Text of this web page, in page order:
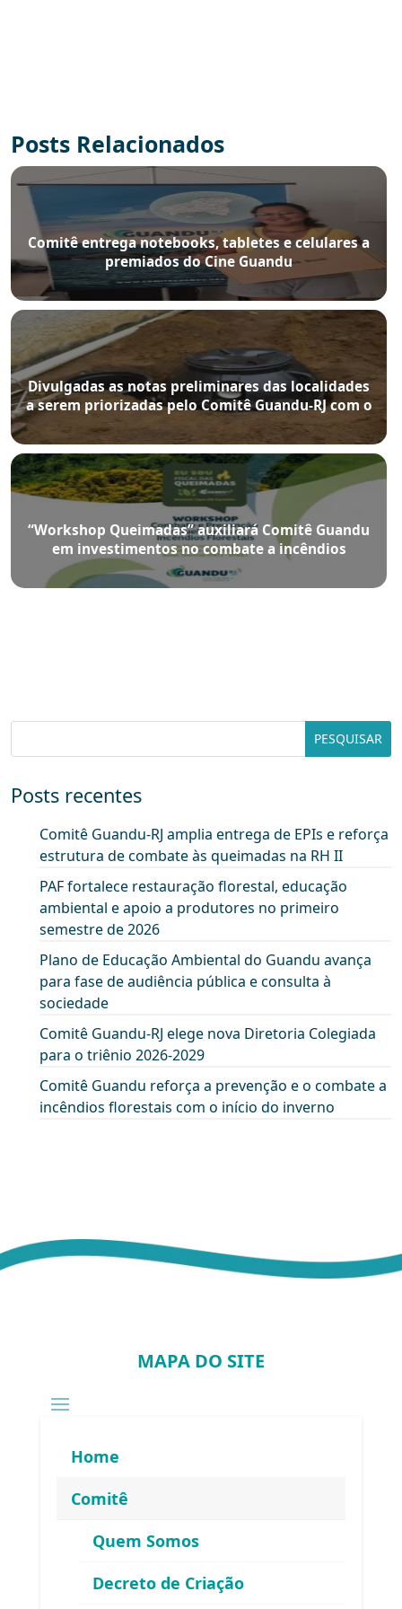
Posts Relacionados
Comitê entrega notebooks, tabletes e celulares a
premiados do Cine Guandu
Divulgadas as notas preliminares das localidades
a serem priorizadas pelo Comitê Guandu-RJ com o
“Workshop Queimadas” auxiliará Comitê Guandu
em investimentos no combate a incêndios
florestais
Posts recentes
Comitê Guandu-RJ amplia entrega de EPIs e reforça
estrutura de combate às queimadas na RH II
PAF fortalece restauração florestal, educação
ambiental e apoio a produtores no primeiro
semestre de 2026
Plano de Educação Ambiental do Guandu avança
para fase de audiência pública e consulta à
sociedade
Comitê Guandu-RJ elege nova Diretoria Colegiada
para o triênio 2026-2029
Comitê Guandu reforça a prevenção e o combate a
incêndios florestais com o início do inverno
MAPA DO SITE
Home
Comitê
Quem Somos
Decreto de Criação